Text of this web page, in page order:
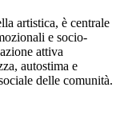
artistica, è centrale
e socio-
attiva
autostima e
delle comunità.